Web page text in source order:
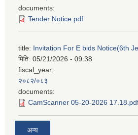
documents:
Tender Notice.pdf
title: Invitation For E bids Notice(6th
मिति: 05/21/2026 - 09:38
fiscal_year:
२०८२/०८३
documents:
CamScanner 05-20-2026
अन्य